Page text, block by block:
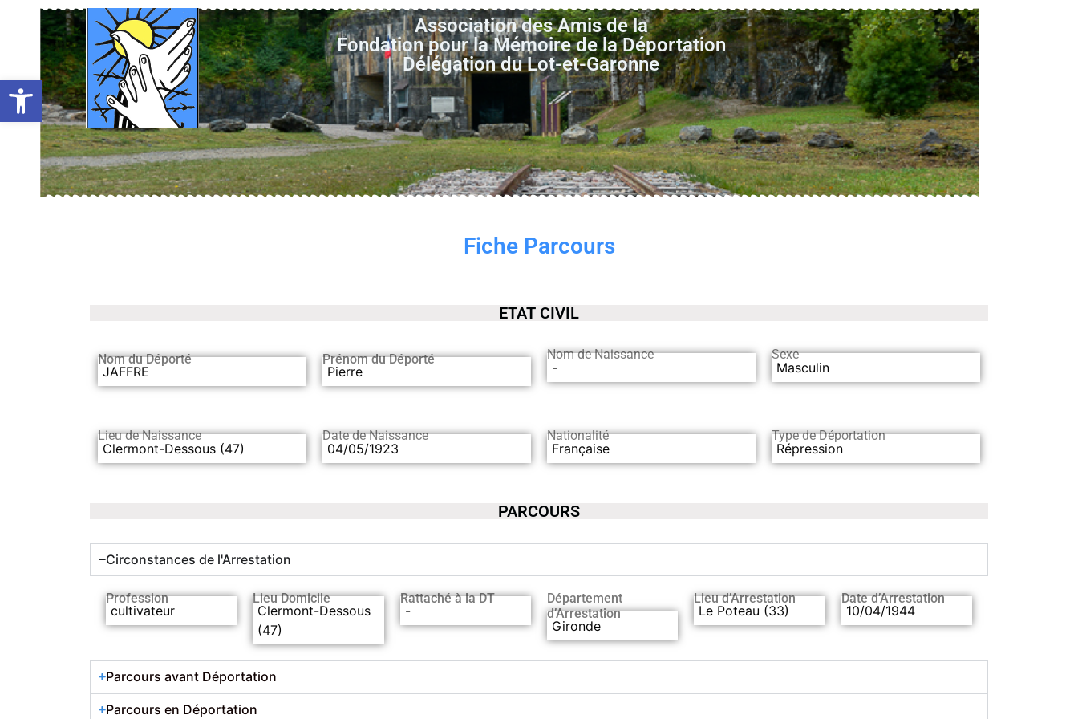
Ouvrir la barre d’outils
Association des Amis de la
Fondation pour la Mémoire de la Déportation
Délégation du Lot-et-Garonne
Fiche Parcours
ETAT CIVIL
Nom du Déporté
JAFFRE
Prénom du Déporté
Pierre
Nom de Naissance
-
Sexe
Masculin
Lieu de Naissance
Clermont-Dessous (47)
Date de Naissance
04/05/1923
Nationalité
Française
Type de Déportation
Répression
PARCOURS
Circonstances de l'Arrestation
Profession
cultivateur
Lieu Domicile
Clermont-Dessous
(47)
Rattaché à la DT
-
Département
d’Arrestation
Gironde
Lieu d’Arrestation
Le Poteau (33)
Date d’Arrestation
10/04/1944
Parcours avant Déportation
Parcours en Déportation